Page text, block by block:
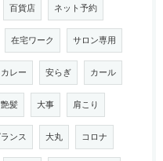
百貨店 ネット予約
在宅ワーク サロン専用
カレー 安らぎ カール
艶髪 大事 肩こり
ンス 大丸 コロナ